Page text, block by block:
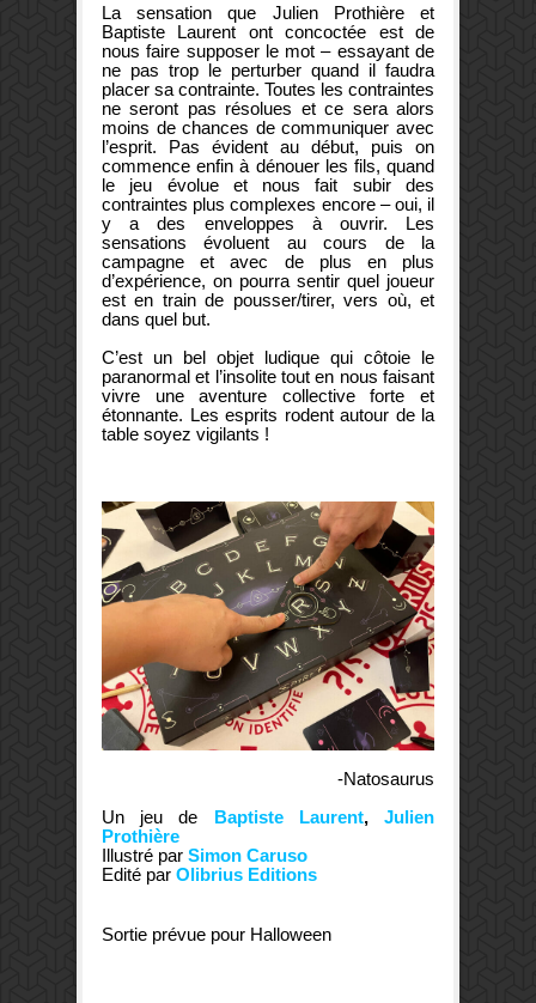
La sensation que Julien Prothière et
Baptiste Laurent ont concoctée est de
nous faire supposer le mot – essayant de
ne pas trop le perturber quand il faudra
placer sa contrainte. Toutes les contraintes
ne seront pas résolues et ce sera alors
moins de chances de communiquer avec
l’esprit. Pas évident au début, puis on
commence enfin à dénouer les fils, quand
le jeu évolue et nous fait subir des
contraintes plus complexes encore – oui, il
y a des enveloppes à ouvrir. Les
sensations évoluent au cours de la
campagne et avec de plus en plus
d’expérience, on pourra sentir quel joueur
est en train de pousser/tirer, vers où, et
dans quel but.
C’est un bel objet ludique qui côtoie le
paranormal et l’insolite tout en nous faisant
vivre une aventure collective forte et
étonnante. Les esprits rodent autour de la
table soyez vigilants !
-Natosaurus
Un jeu de Baptiste Laurent,Julien
Prothière
Illustré par Simon Caruso
Edité par Olibrius Editions
Sortie prévue pour Halloween